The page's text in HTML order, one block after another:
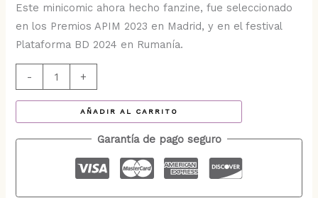
Este minicomic ahora hecho fanzine, fue seleccionado
en los Premios APIM 2023 en Madrid, y en el festival
Plataforma BD 2024 en Rumanía.
- +
AÑADIR AL CARRITO
Garantía de pago seguro